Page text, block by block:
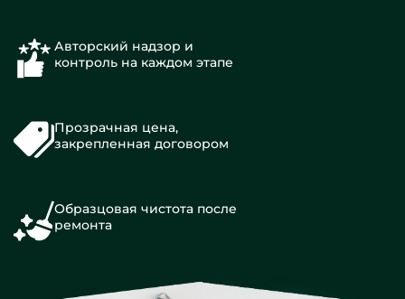
Авторский надзор и
контроль на каждом этапе
Прозрачная цена,
закрепленная договором
Образцовая чистота после
ремонта